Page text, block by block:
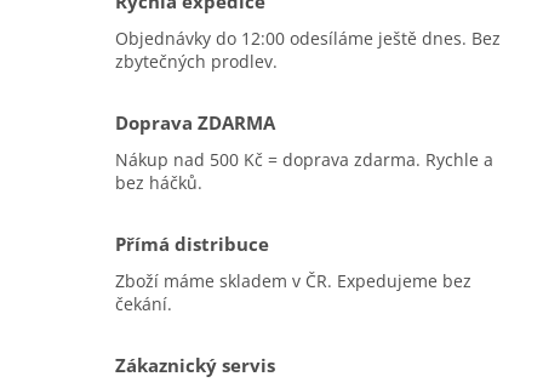
Objednávky do 12:00 odesíláme ještě dnes. Bez
zbytečných prodlev.
Doprava ZDARMA
Nákup nad 500 Kč = doprava zdarma. Rychle a
bez háčků.
Přímá distribuce
Zboží máme skladem v ČR. Expedujeme bez
čekání.
Zákaznický servis